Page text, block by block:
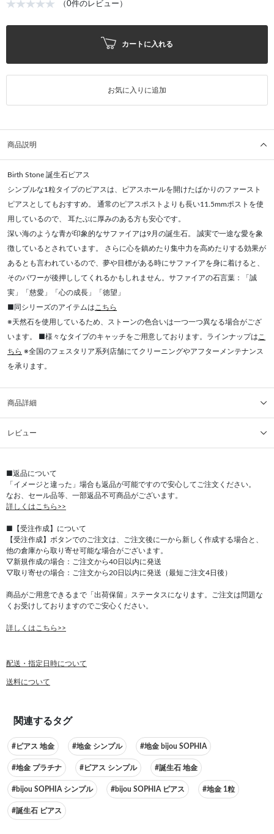
（0件のレビュー）
カートに入れる
お気に入りに追加
商品説明
Birth Stone 誕生石ピアス
シンプルな1粒タイプのピアスは、ピアスホールを開けたばかりのファースト
ピアスとしてもおすすめ。 通常のピアスポストよりも長い11.5mmポストを使
用しているので、 耳たぶに厚みのある方も安心です。
深い海のような青が印象的なサファイアは9月の誕生石。 誠実で一途な愛を象
徴しているとされています。 さらに心を鎮めたり集中力を高めたりする効果が
あるとも言われているので、夢や目標がある時にサファイアを身に着けると、
そのパワーが後押ししてくれるかもしれません。サファイアの石言葉：「誠
実」「慈愛」「心の成長」「徳望」
■同シリーズのアイテムは こちら
※天然石を使用しているため、ストーンの色合いは一つ一つ異なる場合がござ
います。 ■様々なタイプのキャッチをご用意しております。ラインナップは こ
ちら ※全国のフェスタリア系列店舗にてクリーニングやアフターメンテナンス
を承ります。
商品詳細
レビュー
■返品について
「イメージと違った」場合も返品が可能ですので安心してご注文ください。
なお、セール品等、一部返品不可商品がございます。
詳しくはこちら>>
■【受注作成】について
【受注作成】ボタンでのご注文は、ご注文後に一から新しく作成する場合と、
他の倉庫から取り寄せ可能な場合がございます。
▽新規作成の場合：ご注文から40日以内に発送
▽取り寄せの場合：ご注文から20日以内に発送（最短ご注文4日後）
商品がご用意できるまで「出荷保留」ステータスになります。ご注文は問題な
くお受けしておりますのでご安心ください。
詳しくはこちら>>
配送・指定日時について
送料について
関連するタグ
#ピアス 地金 #地金 シンプル #地金 bijou SOPHIA
#地金 プラチナ #ピアス シンプル #誕生石 地金
#bijou SOPHIA シンプル #bijou SOPHIA ピアス #地金 1粒
#誕生石 ピアス